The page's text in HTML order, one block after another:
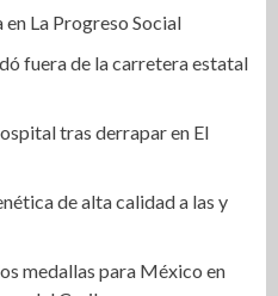
en La Progreso Social
fuera de la carretera estatal
tras derrapar en El
de alta calidad a las y
medallas para México en